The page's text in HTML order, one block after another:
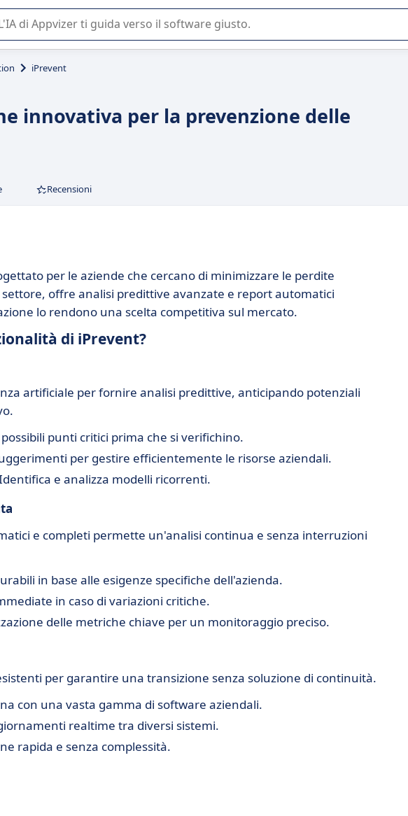
o nella scelta di un software SaaS per la vostra azienda.
iPrevent
innovativa per la prevenzione delle
Recensioni
per le aziende che cercano di minimizzare le perdite
offre analisi predittive avanzate e report automatici
lo rendono una scelta competitiva sul mercato.
di iPrevent?
artificiale per fornire analisi predittive, anticipando potenziali
punti critici prima che si verifichino.
per gestire efficientemente le risorse aziendali.
e analizza modelli ricorrenti.
e completi permette un'analisi continua e senza interruzioni
in base alle esigenze specifiche dell'azienda.
in caso di variazioni critiche.
delle metriche chiave per un monitoraggio preciso.
per garantire una transizione senza soluzione di continuità.
con una vasta gamma di software aziendali.
realtime tra diversi sistemi.
rapida e senza complessità.